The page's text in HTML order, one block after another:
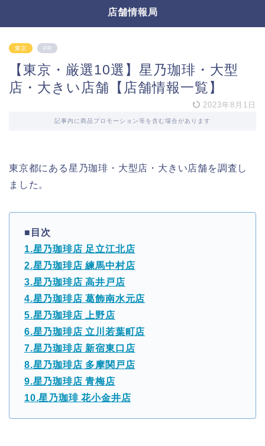
店舗情報局
東京 PR
【東京・厳選10選】星乃珈琲・大型
店・大きい店舗【店舗情報一覧】
2023年8月1日
記事内に商品プロモーション等を含む場合があります
東京都にある星乃珈琲・大型店・大きい店舗を調査し
ました。
■目次
1.星乃珈琲店 足立江北店
2.星乃珈琲店 練馬中村店
3.星乃珈琲店 高井戸店
4.星乃珈琲店 葛飾南水元店
5.星乃珈琲店 上野店
6.星乃珈琲店 立川若葉町店
7.星乃珈琲店 新宿東口店
8.星乃珈琲店 多摩関戸店
9.星乃珈琲店 青梅店
10.星乃珈琲 花小金井店